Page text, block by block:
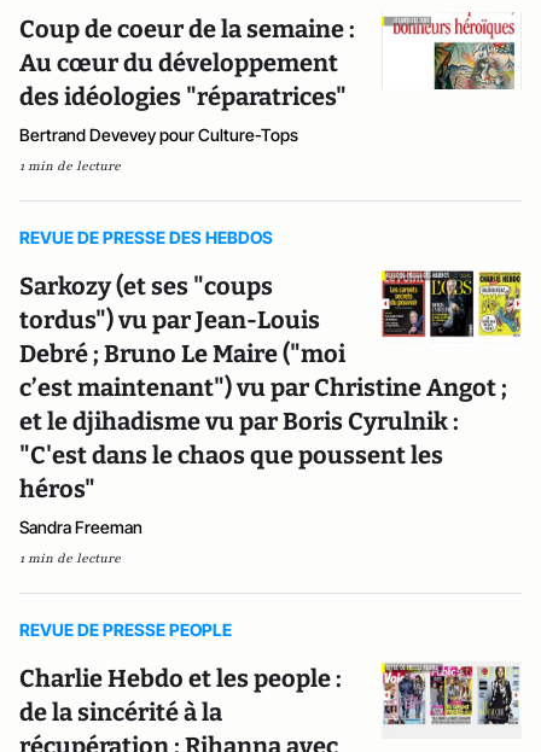
Coup de coeur de la semaine :
Au cœur du développement
des idéologies "réparatrices"
Bertrand Devevey pour Culture-Tops
1 min de lecture
REVUE DE PRESSE DES HEBDOS
Sarkozy (et ses "coups
tordus") vu par Jean-Louis
Debré ; Bruno Le Maire ("moi
c’est maintenant") vu par Christine Angot ;
et le djihadisme vu par Boris Cyrulnik :
"C'est dans le chaos que poussent les
héros"
Sandra Freeman
1 min de lecture
REVUE DE PRESSE PEOPLE
Charlie Hebdo et les people :
de la sincérité à la
récupération ; Rihanna avec